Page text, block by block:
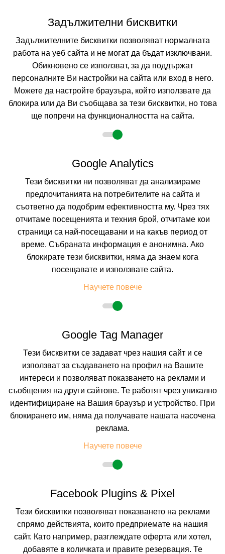
цена от132.14 лв. /67.56 €
КАЛКУЛИРАЙ ЦЕНА
ФЕСТА ВИА ПОНТИКА
ПОМОРИЕ, БУРГАС, БЪЛГАРИЯ Покажи на картата
(от 34 мнения на клиенти)
цена от105.81 лв. /54.10 €
На изплащане с
Пълно описание на хотела
КАЛКУЛИРАЙ ЦЕНА
до-15%настаняване от 24.08 до 14.09
МАРИНА ХОЛИДЕЙ КЛУБ
Задължителни бисквитки
Задължителните бисквитки позволяват нормалната
работа на уеб сайта и не могат да бъдат изключвани.
Обикновено се използват, за да поддържат
персоналните Ви настройки на сайта или вход в него.
Можете да настройте браузъра, който използвате да
блокира или да Ви съобщава за тези бисквитки, но това
ще попречи на функционалността на сайта.
Google Analytics
Тези бисквитки ни позволяват да анализираме
предпочитанията на потребителите на сайта и
съответно да подобрим ефективността му. Чрез тях
отчитаме посещенията и техния брой, отчитаме кои
страници са най-посещавани и на какъв период от
време. Събраната информация е анонимна. Ако
блокирате тези бисквитки, няма да знаем кога
посещавате и използвате сайта.
Научете повече
Google Tag Manager
Тези бисквитки се задават чрез нашия сайт и се
използват за създаването на профил на Вашите
интереси и позволяват показването на реклами и
съобщения на други сайтове. Те работят чрез уникално
идентифициране на Вашия браузър и устройство. При
блокирането им, няма да получавате нашата насочена
реклама.
Научете повече
Facebook Plugins & Pixel
Тези бисквитки позволяват показването на реклами
спрямо действията, които предприемате на нашия
сайт. Като например, разглеждате оферта или хотел,
добавяте в количката и правите резервация. Те